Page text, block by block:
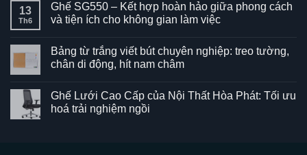
13
Th6
Ghế SG550 – Kết hợp hoàn hảo giữa phong cách
và tiện ích cho không gian làm việc
bình
luận
ở
–
Kết
hợp
Bảng từ trắng viết bút chuyên nghiệp: treo tường,
chân di động, hít nam châm
bình
luận
ở
Ghế Lưới Cao Cấp của Nội Thất Hòa Phát: Tối ưu
hoá trải nghiệm ngồi